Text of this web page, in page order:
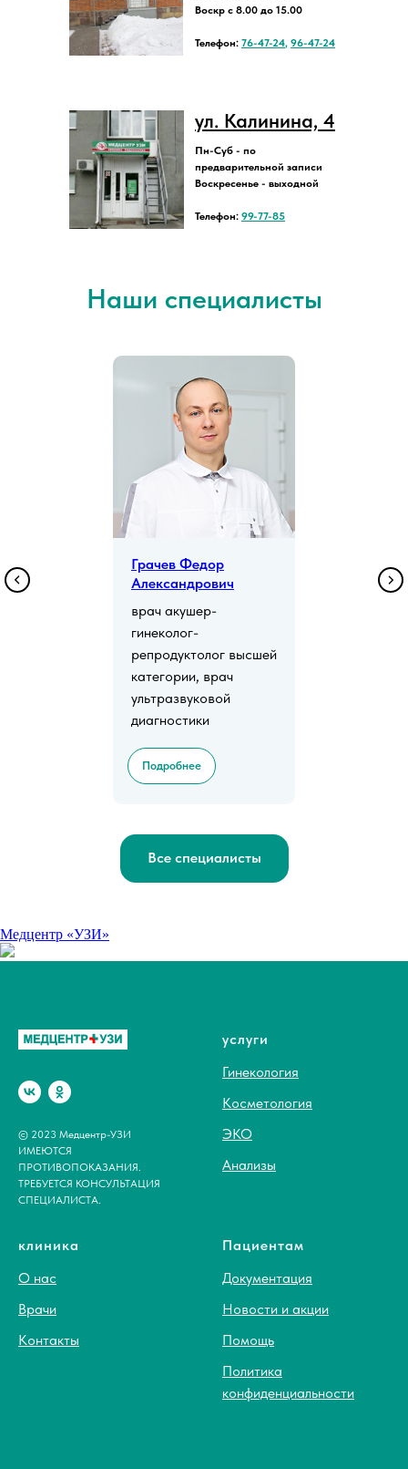
Воскр с 8.00 до 15.00
Телефон: 76-47-24, 96-47-24
ул. Калинина, 4
Пн-Суб - по
предварительной записи
Воскресенье - выходной
Телефон: 99-77-85
Наши специалисты
Грачев Федор
Александрович
врач акушер-
гинеколог-
репродуктолог высшей
категории, врач
ультразвуковой
диагностики
Подробнее
Все специалисты
Медцентр «УЗИ»
© 2023 Медцентр-УЗИ
ИМЕЮТСЯ
ПРОТИВОПОКАЗАНИЯ.
ТРЕБУЕТСЯ КОНСУЛЬТАЦИЯ
СПЕЦИАЛИСТА.
услуги
Гинекология
Косметология
ЭКО
Анализы
клиника
О нас
Врачи
Контакты
Пациентам
Документация
Новости и акции
Помощь
Политика
конфиденциальности